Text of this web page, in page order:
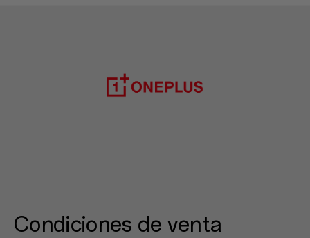
Condiciones de venta